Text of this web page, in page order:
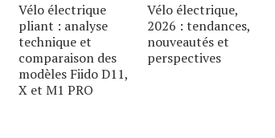
Vélo électrique
pliant : analyse
technique et
comparaison des
modèles Fiido D11,
X et M1 PRO
Vélo électrique,
2026 : tendances,
nouveautés et
perspectives